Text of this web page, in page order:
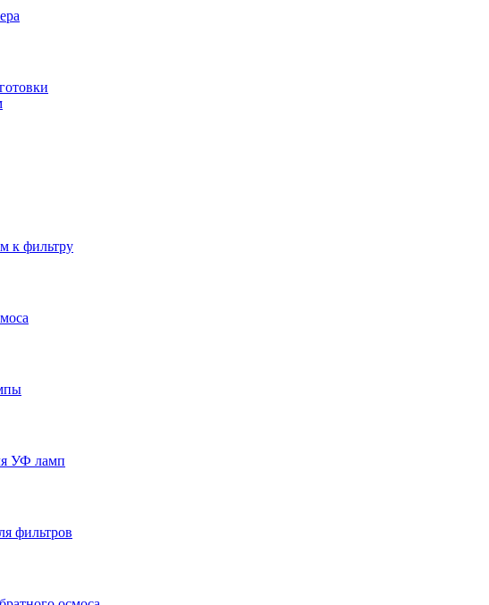
к фильтру
УФ ламп
фильтров